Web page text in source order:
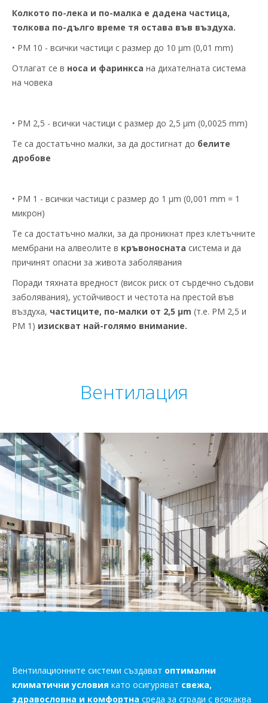
Колкото по-лека и по-малка е дадена частица,
толкова по-дълго време тя остава във въздуха.
• PM 10 - всички частици с размер до 10 µm (0,01 mm)
Отлагат се в носа и фаринкса на дихателната система
на човека
• PM 2,5 - всички частици с размер до 2,5 µm (0,0025 mm)
Те са достатъчно малки, за да достигнат до белите
дробове
• PM 1 - всички частици с размер до 1 µm (0,001 mm = 1
микрон)
Те са достатъчно малки, за да проникнат през клетъчните
мембрани на алвеолите в кръвоносната система и да
причинят опасни за живота заболявания
Поради тяхната вредност (висок риск от сърдечно съдови
заболявания), устойчивост и честота на престой във
въздуха, частиците, по-малки от 2,5 μm (т.е. PM 2,5 и
PM 1) изискват най-голямо внимание.
Вентилация
Вентилационните системи създават оптимални
климатични условия като осигуряват свежа,
здравословна и комфортна среда за сгради с всякаква